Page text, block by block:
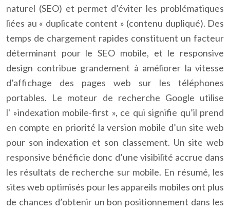
naturel (SEO) et permet d’éviter les problématiques
liées au « duplicate content » (contenu dupliqué). Des
temps de chargement rapides constituent un facteur
déterminant pour le SEO mobile, et le responsive
design contribue grandement à améliorer la vitesse
d’affichage des pages web sur les téléphones
portables. Le moteur de recherche Google utilise
l' »indexation mobile-first », ce qui signifie qu’il prend
en compte en priorité la version mobile d’un site web
pour son indexation et son classement. Un site web
responsive bénéficie donc d’une visibilité accrue dans
les résultats de recherche sur mobile. En résumé, les
sites web optimisés pour les appareils mobiles ont plus
de chances d’obtenir un bon positionnement dans les